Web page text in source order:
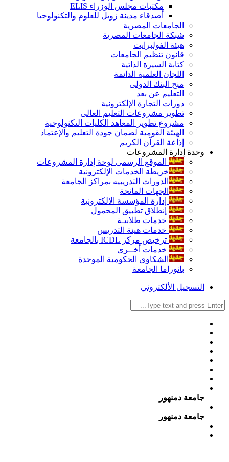
مكتبات مجلس الوزراء ELIS
أصدقاء مدينة زويل للعلوم والتكنولوجيا
الجامعات المصرية
شبكة الجامعات المصرية
هيئة الفولبرايت
قانون تنظيم الجامعات
كتابة السيرة الذاتية
اللجان العلمية الدائمة
منح البنك الدولى
التعليم عن بعد
دورات التجارة الإلكترونية
تطوير مشروعات التعليم العالى
مشروع تطوير المعاهد الكليات التكنولوجية
الهيئة القومية لضمان جودة التعليم والإعتماد
إذاعة القرآن الكريم
وحدة إدارة المشروعات
الموقع الرسمى لوحة إدارة المشروعات
خريطة الخدمات الإلكترونية
الدورات التدريبيه بمراكز الجامعة
الجهات المانحة
إدارة المؤسسة الالكترونية
إنطلاق تطبيق المحمول
خدمات طلابيـة
خدمات هيئة التدريس
ترخيص مركز ICDL بالجامعة
خدمات أخــرى
الشكاوى الحكومية الموحدة
بانوراما الجامعة
التسجيل الألكتروني
جامعة دمنهور
جامعة دمنهور